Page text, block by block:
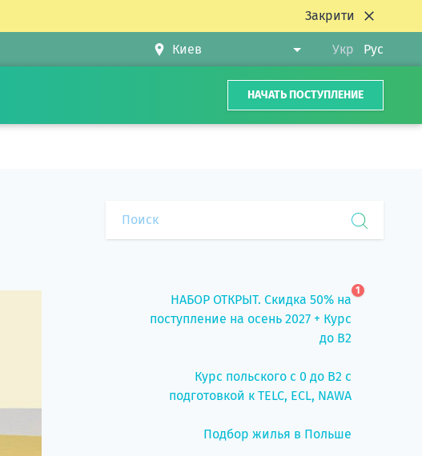
Закрити
Укр Рус
НАЧАТЬ ПОСТУПЛЕНИЕ
НАБОР ОТКРЫТ. Скидка 50% на
поступление на осень 2027 + Курс
до B2
1
Курс польского с 0 до B2 с
подготовкой к TELC, ECL, NAWA
Подбор жилья в Польше